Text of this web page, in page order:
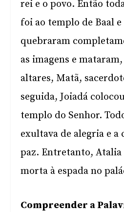
rei e o povo. Então
foi ao templo de Baal
quebraram
as imagens e
altares, Matã,
seguida, Joiadá
templo do Senhor.
exultava de alegria e a
paz. Entretanto,
morta à espada no
Compreender a